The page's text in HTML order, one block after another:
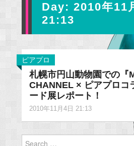
Day: 2010年11
21:13
ピアプロ
札幌市円山動物園での『
CHANNEL × ピアプロコ
ード展レポート！
2010年11月4日 21:13
Search